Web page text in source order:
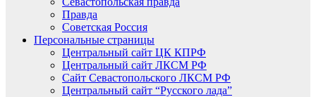
Правда
Советская Россия
Персональные страницы
Центральный сайт ЦК КПРФ
Центральный сайт ЛКСМ РФ
Сайт Севастопольского ЛКСМ РФ
Центральный сайт “Русского лада”